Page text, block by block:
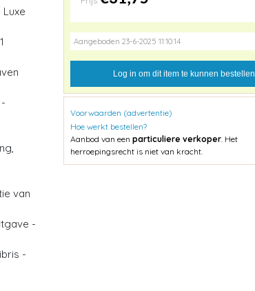
van
-
-
Aangeboden 23-6-2025 11:10:14
Log in om dit item te kunnen bestellen
Voorwaarden (advertentie)
Hoe werkt bestellen?
Aanbod van een particuliere verkoper. Het
herroepingsrecht is niet van kracht.